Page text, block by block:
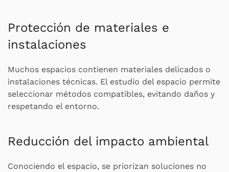
Protección de materiales e
instalaciones
Muchos espacios contienen materiales delicados o
instalaciones técnicas. El estudio del espacio permite
seleccionar métodos compatibles, evitando daños y
respetando el entorno.
Reducción del impacto ambiental
Conociendo el espacio, se priorizan soluciones no